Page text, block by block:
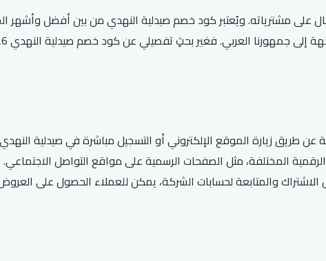
على مشترياته. ويُعتبر كود خصم صيدلية النهدي من بين أفضل وأشهر
في قائمة النشرة الإخبارية عن طريق زيارة الموقع الإلكتروني أو التسجيل مباشرة في
المختلفة، مثل الصفحات الرسمية على مواقع التواصل
والمتابعة لحسابات الشركة، يمكن للعملاء الحصول على